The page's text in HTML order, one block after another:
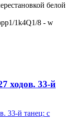
белой
1k4Q1/8 - w
ходов. 33-й